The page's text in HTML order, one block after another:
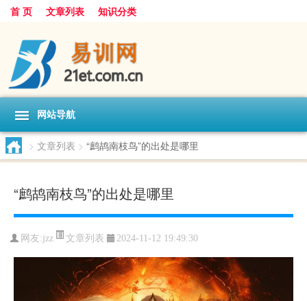
首 页 文章列表 知识分类
网站导航
> 文章列表 > “鹧鸪南枝鸟”的出处是哪里
“鹧鸪南枝鸟”的出处是哪里
网友:jzz 文章列表 2024-11-12 19:49:30